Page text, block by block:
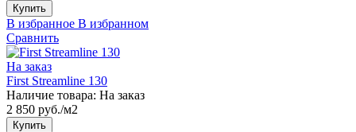
Купить
В избранное В избранном
Сравнить
На заказ
First Streamline 130
Наличие товара: На заказ
2 850 руб./м2
Купить